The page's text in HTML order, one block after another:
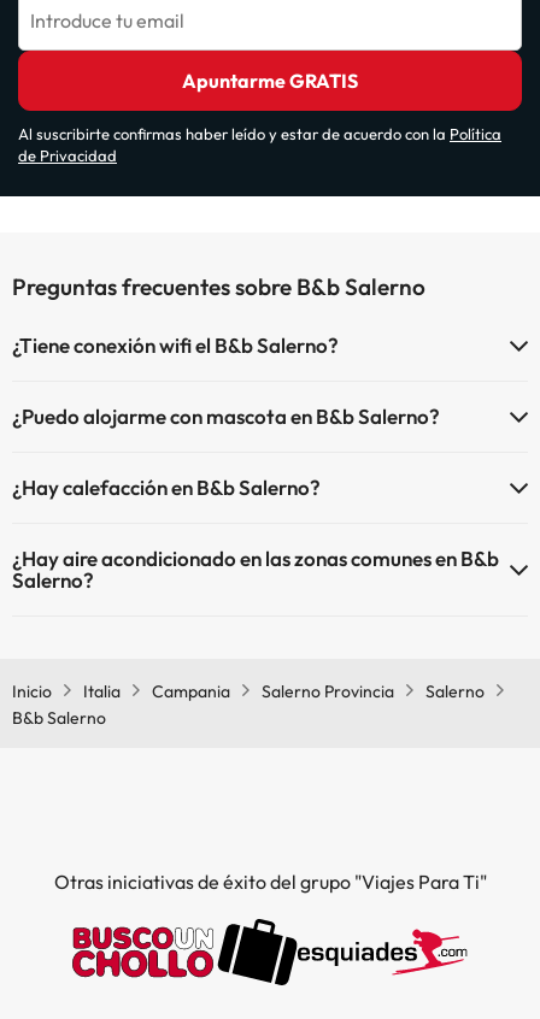
Introduce tu email
Apuntarme GRATIS
Al suscribirte confirmas haber leído y estar de acuerdo con la Política
de Privacidad
Preguntas frecuentes sobre B&b Salerno
¿Tiene conexión wifi el B&b Salerno?
¿Puedo alojarme con mascota en B&b Salerno?
directo en hotel). Consulta las condiciones.
¿Hay calefacción en B&b Salerno?
¿Hay aire acondicionado en las zonas comunes en B&b
Salerno?
Inicio Italia Campania Salerno Provincia
Salerno
B&b Salerno
Otras iniciativas de éxito del grupo "Viajes Para Ti"